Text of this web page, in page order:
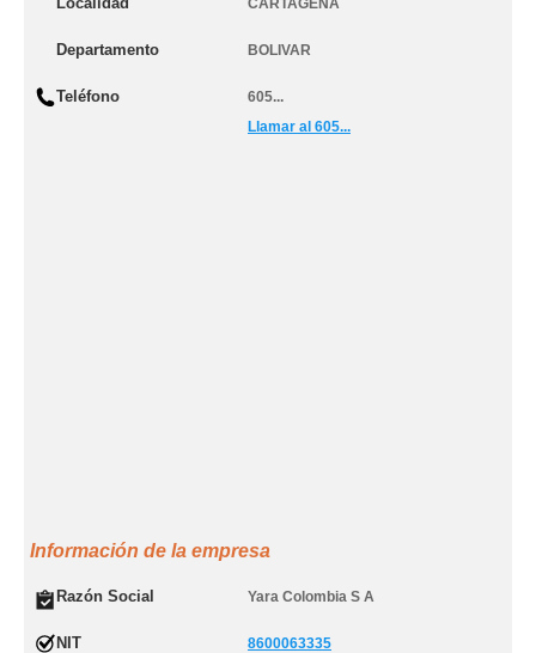
CARTAGENA
Departamento BOLIVAR
Teléfono
605...
Llamar al 605...
Información de la empresa
Razón Social Yara Colombia S A
NIT 8600063335